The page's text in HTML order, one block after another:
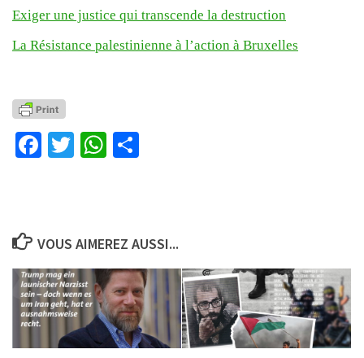
Exiger une justice qui transcende la destruction
La Résistance palestinienne à l’action à Bruxelles
Facebook
TwitterWhatsApp
VOUS AIMEREZ AUSSI...